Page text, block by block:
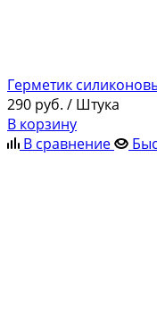
Герметик
290 руб. / Штука
В корзину
В сравнение